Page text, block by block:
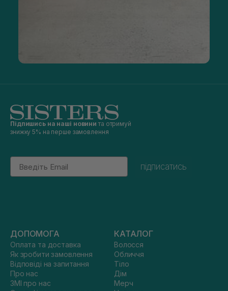
Підпишись на наші новини та отримуй
знижку 5% на перше замовлення
Email
підписатись
ДОПОМОГА
Оплата та доставка
Як зробити замовлення
Відповіді на запитання
Про нас
ЗМІ про нас
КАТАЛОГ
Волосся
Обличчя
Тіло
Дім
Мерч